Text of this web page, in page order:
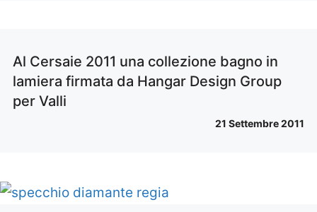
Al Cersaie 2011 una collezione bagno in
lamiera firmata da Hangar Design Group
per Valli
21 Settembre 2011